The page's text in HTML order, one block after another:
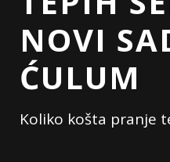
NOVI
ĆULUM
Koliko košta pranje